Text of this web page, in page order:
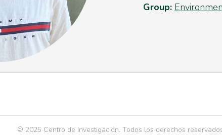
Group:
© 2025 Centro de Investigación. Todos los derechos